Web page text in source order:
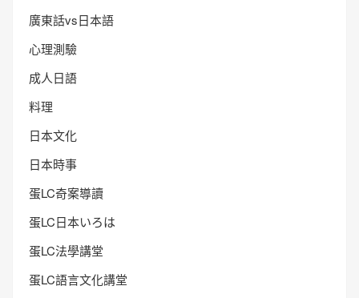
廣東話vs日本語
心理測驗
成人日語
料理
日本文化
日本時事
蛋LC奇案導讀
蛋LC日本いろは
蛋LC法學講堂
蛋LC語言文化講堂